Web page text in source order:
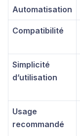
Automatisation
Compatibilité
Simplicité
d’utilisation
Usage
recommandé